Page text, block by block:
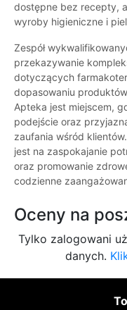
dostępne bez recepty,
wyroby higieniczne i
Zespół
przekazywanie
dotyczących
dopasowaniu
Apteka jest miejscem,
podejście oraz
zaufania wśród
jest na zaspokajanie
oraz promowanie
codzienne
Oceny na
Tylko zalogowani
danych.